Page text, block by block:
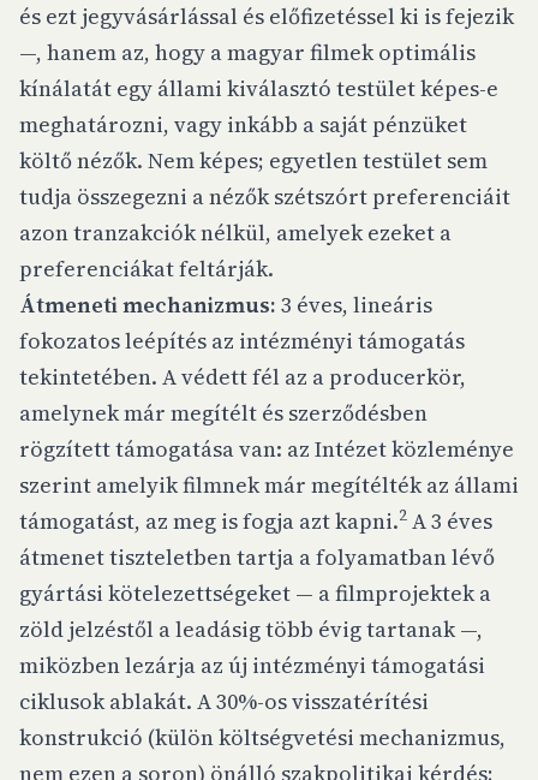
és ezt jegyvásárlással és előfizetéssel ki is fejezik
—, hanem az, hogy a magyar filmek optimális
kínálatát egy állami kiválasztó testület képes-e
meghatározni, vagy inkább a saját pénzüket
költő nézők. Nem képes; egyetlen testület sem
tudja összegezni a nézők szétszórt preferenciáit
azon tranzakciók nélkül, amelyek ezeket a
preferenciákat feltárják.
Átmeneti mechanizmus: 3 éves, lineáris
fokozatos leépítés az intézményi támogatás
tekintetében. A védett fél az a producerkör,
amelynek már megítélt és szerződésben
rögzített támogatása van: az Intézet közleménye
szerint amelyik filmnek már megítélték az állami
támogatást, az meg is fogja azt kapni.2 A 3 éves
átmenet tiszteletben tartja a folyamatban lévő
gyártási kötelezettségeket — a filmprojektek a
zöld jelzéstől a leadásig több évig tartanak —,
miközben lezárja az új intézményi támogatási
ciklusok ablakát. A 30%-os visszatérítési
konstrukció (külön költségvetési mechanizmus,
nem ezen a soron) önálló szakpolitikai kérdés;